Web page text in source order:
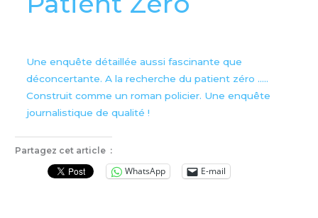
Une enquête détaillée aussi fascinante que
déconcertante. A la recherche du patient zéro …..
Construit comme un roman policier. Une enquête
journalistique de qualité !
Partagez cet article :
WhatsApp E-mail